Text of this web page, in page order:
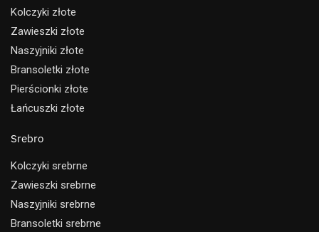
Kolczyki złote
Zawieszki złote
Naszyjniki złote
Bransoletki złote
Pierścionki złote
Łańcuszki złote
Srebro
Kolczyki srebrne
Zawieszki srebrne
Naszyjniki srebrne
Bransoletki srebrne